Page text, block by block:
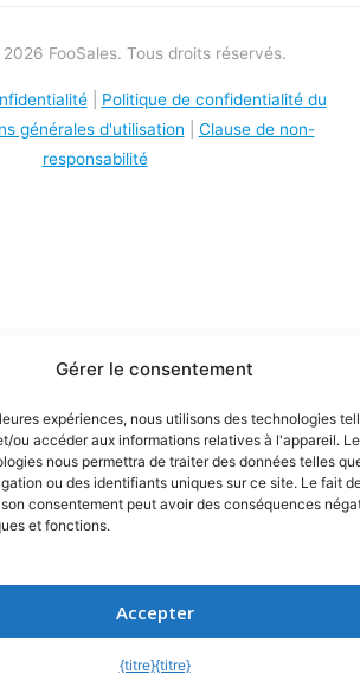
Gérer le consentement
expériences, nous utilisons des technologies
ou accéder aux informations relatives à l'appareil.
nous permettra de traiter des données telles
ou des identifiants uniques sur ce site. Le fait
consentement peut avoir des conséquences
et fonctions.
Accepter
{titre}{titre}
FooSales. Tous droits réservés.
| Politique de confidentialité du
générales d'utilisation
Clause de non-
responsabilité